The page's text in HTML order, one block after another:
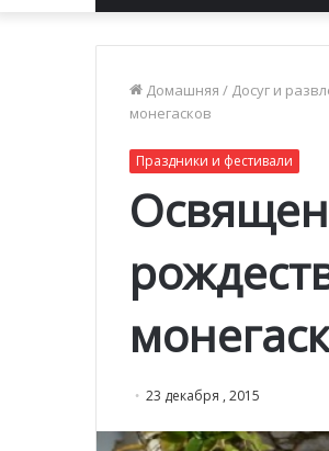
Домашняя / Досуг и
монегасков
Праздники и фестивали
23 декабря , 2015